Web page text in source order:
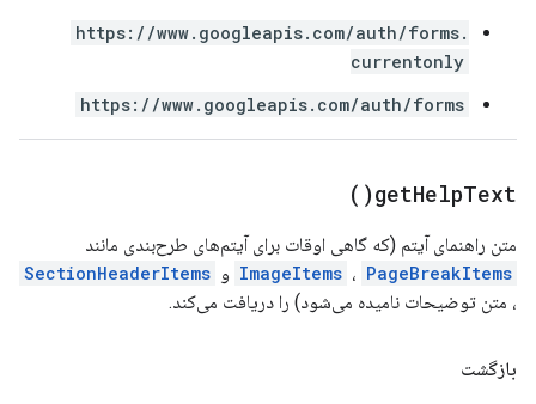
https://www.googleapis.com/auth/forms.
currentonly
https://www.googleapis.com/auth/forms
getHelpText(
)
متن راهنمای آیتم (که گاهی اوقات برای آیتم‌های طرح‌بندی مانند
ImageItems ، PageBreakItems و SectionHeaderItems
، متن توضیحات نامیده می‌شود) را دریافت می‌کند.
بازگشت